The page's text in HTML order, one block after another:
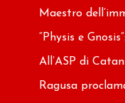
Maestro
“Physis e
All’ASP di
Ragusa